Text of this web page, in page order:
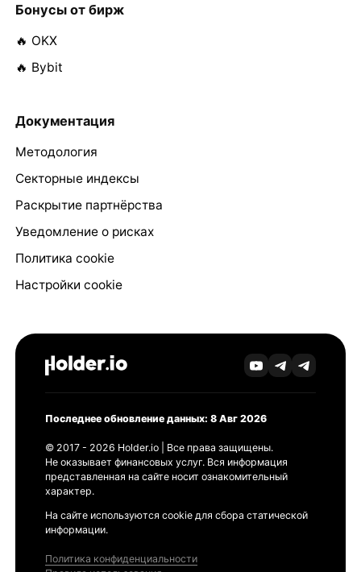
Бонусы от бирж
🔥 OKX
🔥 Bybit
Документация
Методология
Секторные индексы
Раскрытие партнёрства
Уведомление о рисках
Политика cookie
Настройки cookie
Последнее обновление данных: 8 Авг 2026
© 2017 - 2026 Holder.io | Все права защищены.
Не оказывает финансовых услуг. Вся информация
представленная на сайте носит ознакомительный
характер.
На сайте используются cookie для сбора статической
информации.
Политика конфиденциальности